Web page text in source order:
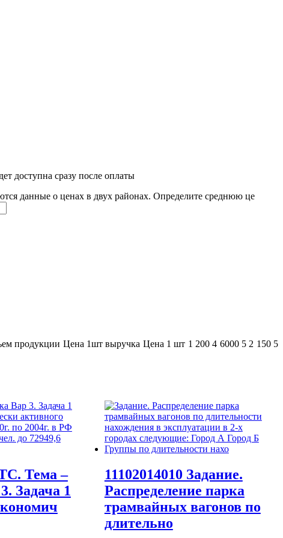
доступна сразу после оплаты
данные о ценах в двух районах. Определите среднюю це
продукции Цена 1шт выручка Цена 1 шт 1 200 4 6000 5 2 150 5
Тема –
Задача 1
11102014010 Задание.
Распределение парка
трамвайных вагонов по
длительно